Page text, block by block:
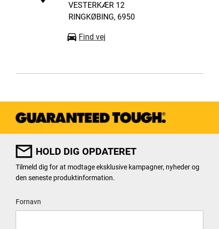
VESTERKÆR 12
RINGKØBING, 6950
Find vej
INDUSTRIAREALET 13
ULFBORG, 6990
Find vej
Varde, 6800
HOLD DIG OPDATERET
Tilmeld dig for at modtage eksklusive kampagner, nyheder og
den seneste produktinformation.
Fornavn